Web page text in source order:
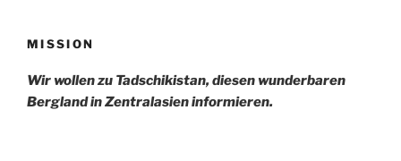
MISSION
Wir wollen zu Tadschikistan, diesen wunderbaren
Bergland in Zentralasien informieren.